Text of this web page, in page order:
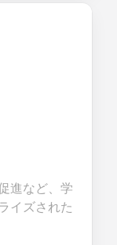
進など、学
イズされた